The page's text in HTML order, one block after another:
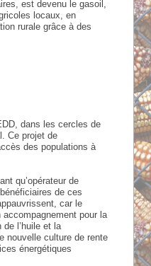
est devenu le gasoil,
locaux, en
rurale grâce à des
dans les cercles de
Ce projet de
des populations à
qu’opérateur de
de ces
car le
accompagnement pour la
l’huile et la
nouvelle culture de rente
énergétiques